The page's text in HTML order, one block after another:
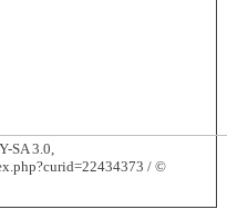
SA 3.0,
/ ©